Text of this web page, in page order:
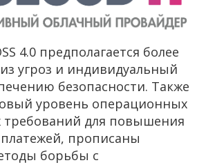
4.0 предполагается более
угроз и индивидуальный
безопасности. Также
уровень операционных
требований для повышения
прописаны
борьбы с